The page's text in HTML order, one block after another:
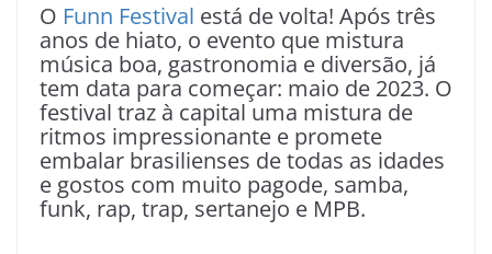
O Funn Festival está de volta! Após três
anos de hiato, o evento que mistura
música boa, gastronomia e diversão, já
tem data para começar: maio de 2023. O
festival traz à capital uma mistura de
ritmos impressionante e promete
embalar brasilienses de todas as idades
e gostos com muito pagode, samba,
funk, rap, trap, sertanejo e MPB.